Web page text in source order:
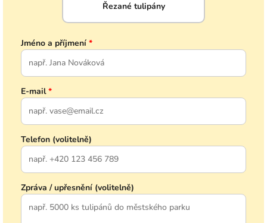
Řezané tulipány
Jméno a příjmení *
E-mail*
Telefon (volitelně)
Zpráva / upřesnění (volitelně)